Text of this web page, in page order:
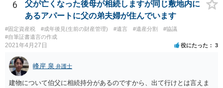
弁護士費用としてかかります。 ・亡くなった際に、法務局に預けた自
筆証書遺言の存在を親族がなかったものにされる可能性 ⇒自筆の遺言
書を法務局に保管した場合、死亡後、法務局に遺言書の有無を照会す
ることになりますので、「法務局に預けた自筆証書遺言の存在を親族
がなかったもの」にすることはできません。 存在をなかったものにす
がありえますが、その予防方法は、遺言者と面談してみないと判断が
難しいです。
6
父が亡くなった後母が相続しますが同じ敷地内に
あるアパートに父の弟夫婦が住んでいます
#固定資産税 #成年後見(生前の財産管理) #遺言 #遺産分割
#協議
#自筆証書遺言の作成
2021年4月27日 役にたった 3
峰岸 泉 弁護士
建物について伯父に相続持分があるのですから、出て行けとは言えま